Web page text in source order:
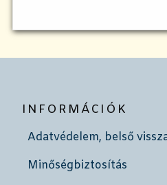
INFORMÁCIÓK
Adatvédelem, belső
Minőségbiztosítás